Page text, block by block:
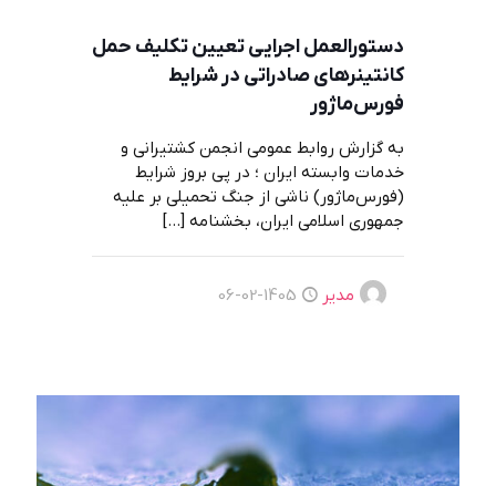
دستورالعمل اجرایی تعیین تکلیف حمل
کانتینرهای صادراتی در شرایط
فورس‌ماژور
به گزارش روابط عمومی انجمن کشتیرانی و
خدمات وابسته ایران ؛ در پی بروز شرایط
(فورس‌ماژور) ناشی از جنگ تحمیلی بر علیه
جمهوری اسلامی ایران، بخشنامه […]
مدیر 1405-02-06